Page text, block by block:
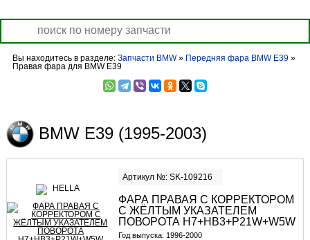
Вы находитесь в разделе: Запчасти BMW» Передняя фара BMW E39»
Правая фара для BMW E39
BMW E39 (1995-2003)
Артикул №: SK-109216
ФАРА ПРАВАЯ С КОРРЕКТОРОМ
С ЖЁЛТЫМ УКАЗАТЕЛЕМ
ПОВОРОТА H7+HB3+P21W+W5W
Год выпуска: 1996-2000